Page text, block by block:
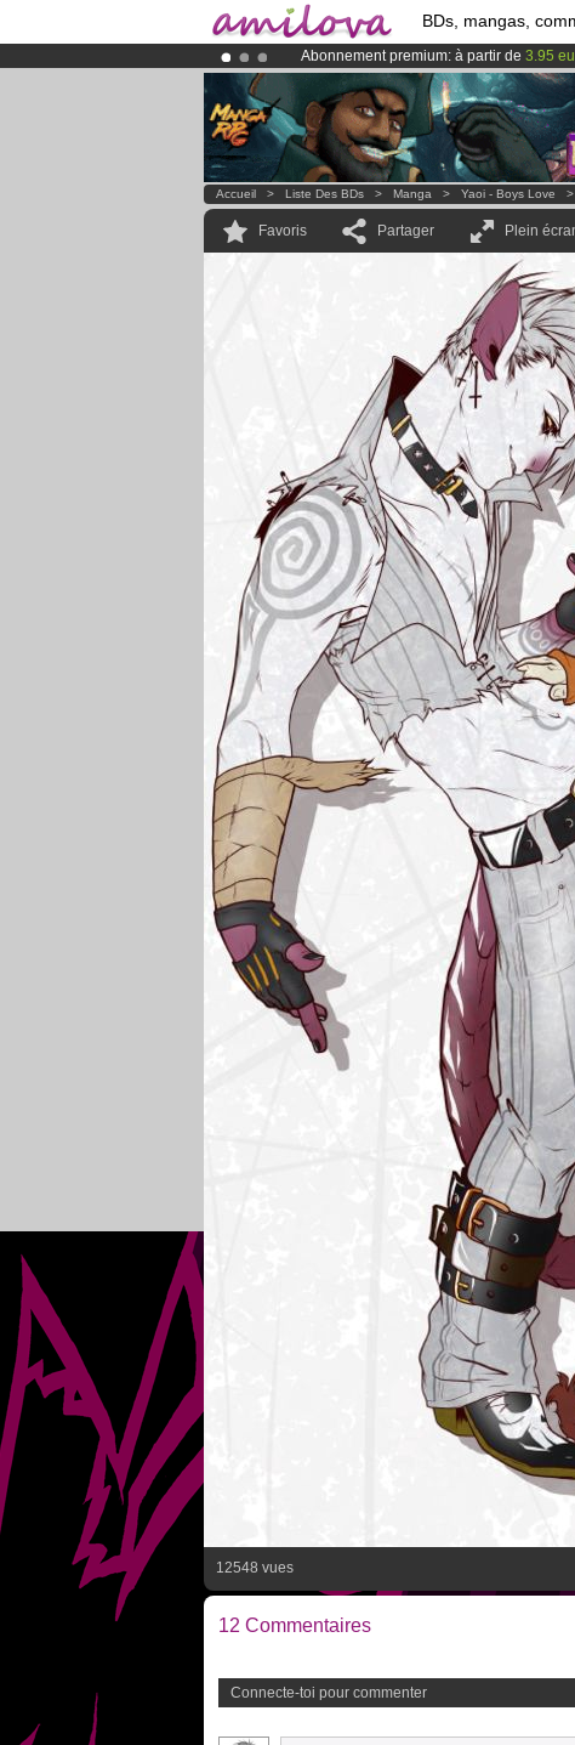
BDs, mangas,
Abonnement premium: à partir de 3.95
LeKickstarter Amilova est désormais
Déjà 100000membreset 1000BDs &
Accueil > Liste Des BDs > Manga > Yaoi - Boys Love
Favoris Partager Plein
12548 vues
12 Commentaires
Connecte-toi pour commenter